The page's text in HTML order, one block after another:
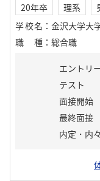
20年卒 理系
学校名 ： 金沢大学大
職種 ： 総合職
エントリ
テスト
面接開始
最終面接
内定・内